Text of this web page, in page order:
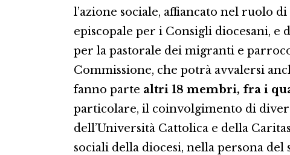
l’azione sociale, affiancato nel ruolo
episcopale per i Consigli diocesani, e
per la pastorale dei migranti e
Commissione, che potrà avvalersi
fanno parte altri 18 membri, fra i
particolare, il coinvolgimento di
dell’Università Cattolica e della
sociali della diocesi, nella persona